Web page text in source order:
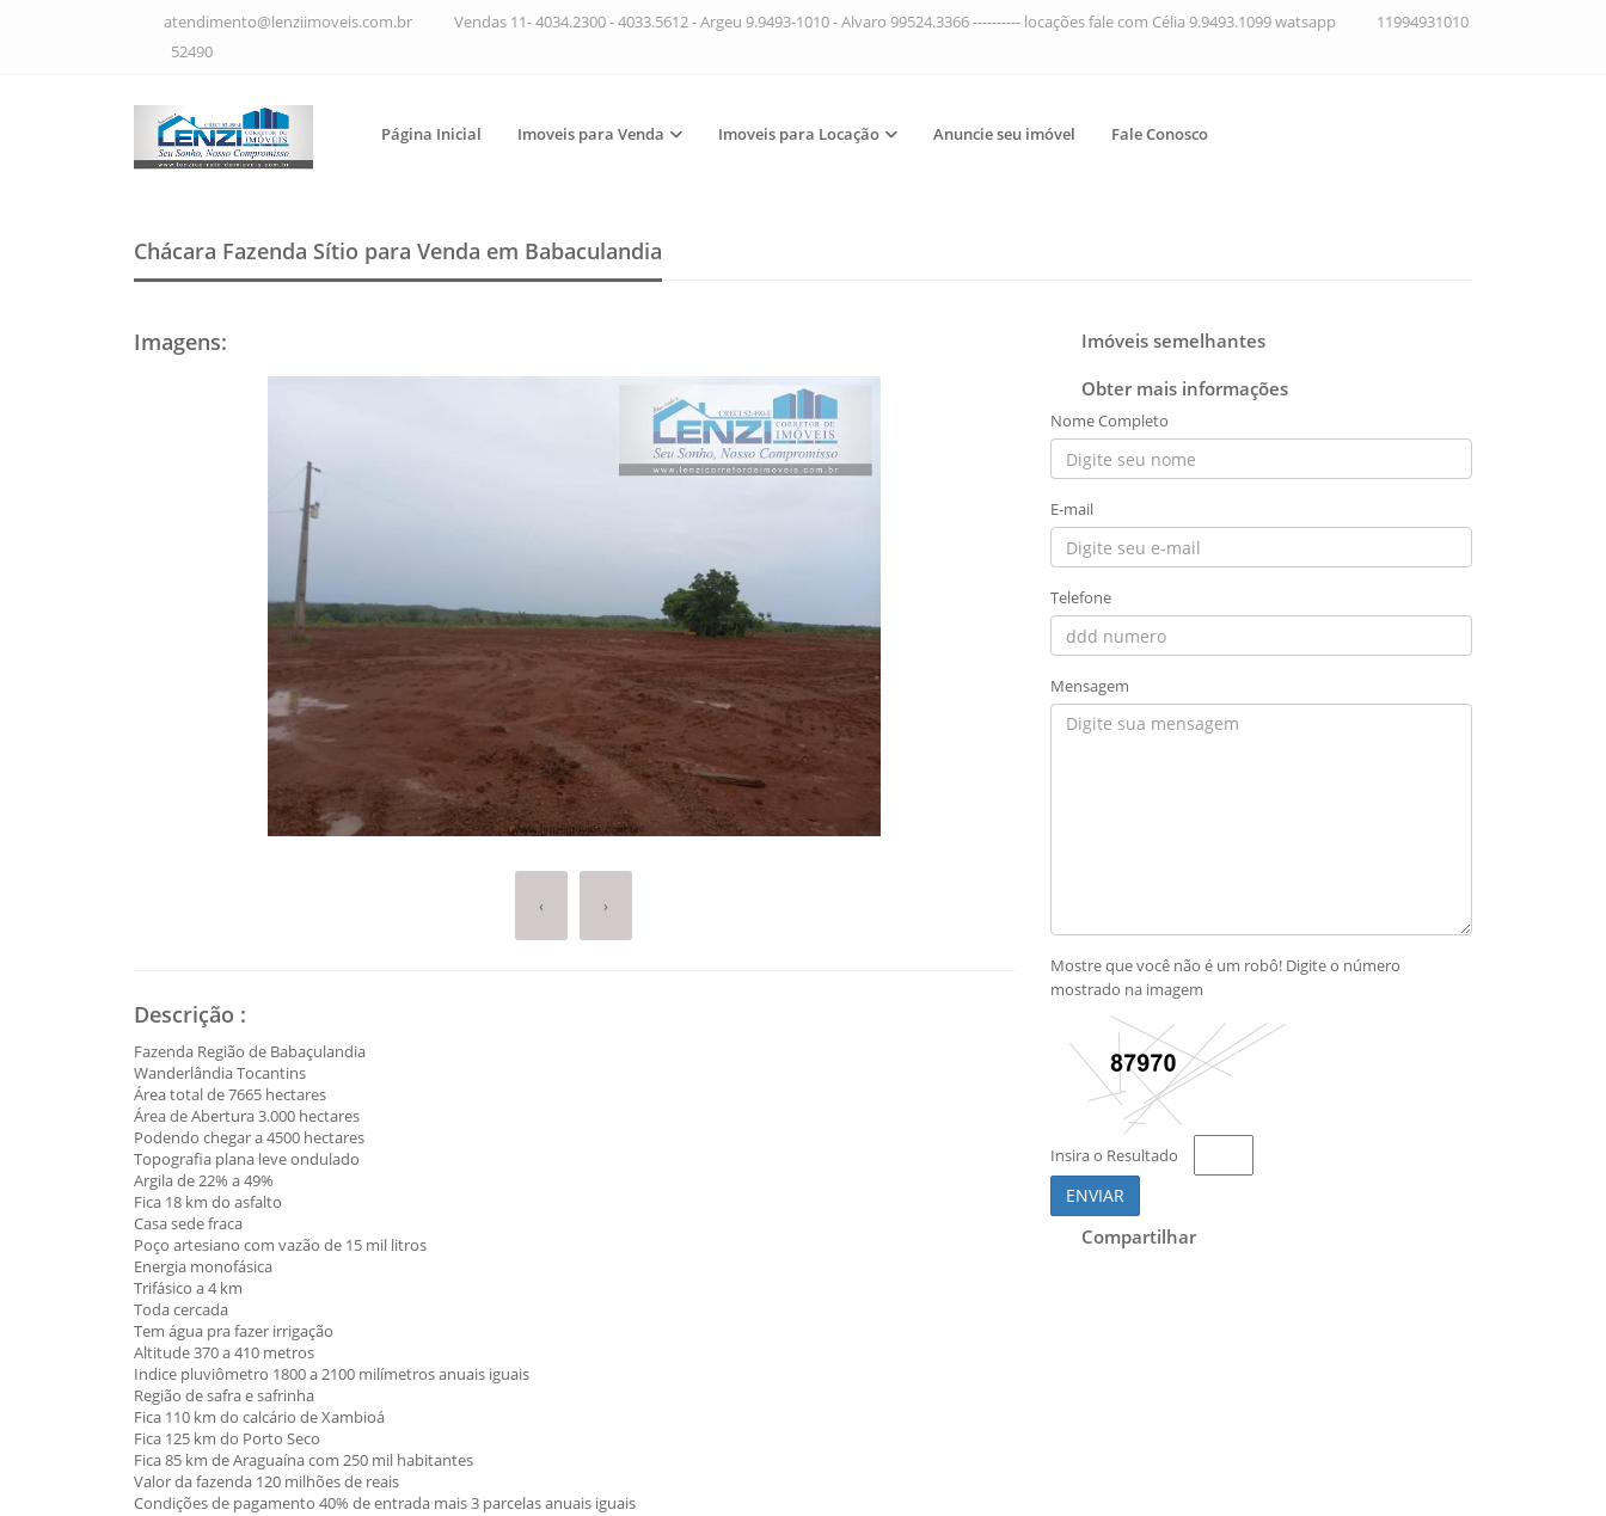
atendimento@lenziimoveis.com.br Vendas 11- 4034.2300 - 4033.5612 - Argeu 9.9493-1010 - Alvaro 99524.3366 ---------- locações fale com Célia 9.9493.1099 watsapp
11994931010
52490
Página Inicial Imoveis para Venda Imoveis para Locação Anuncie seu imóvel Fale Conosco
Chácara Fazenda Sítio para Venda em Babaculandia
Imagens:
‹ ›
Descrição :
Fazenda Região de Babaçulandia
Wanderlândia Tocantins
Área total de 7665 hectares
Área de Abertura 3.000 hectares
Podendo chegar a 4500 hectares
Topografia plana leve ondulado
Argila de 22% a 49%
Fica 18 km do asfalto
Casa sede fraca
Poço artesiano com vazão de 15 mil litros
Energia monofásica
Trifásico a 4 km
Toda cercada
Tem água pra fazer irrigação
Altitude 370 a 410 metros
Indice pluviômetro 1800 a 2100 milímetros anuais iguais
Região de safra e safrinha
Fica 110 km do calcário de Xambioá
Fica 125 km do Porto Seco
Fica 85 km de Araguaína com 250 mil habitantes
Valor da fazenda 120 milhões de reais
Condições de pagamento 40% de entrada mais 3 parcelas anuais iguais
Imóveis semelhantes
Obter mais informações
Nome Completo
E-mail
Telefone
Mensagem
Mostre que você não é um robô! Digite o número
mostrado na imagem
Insira o Resultado
ENVIAR
Compartilhar